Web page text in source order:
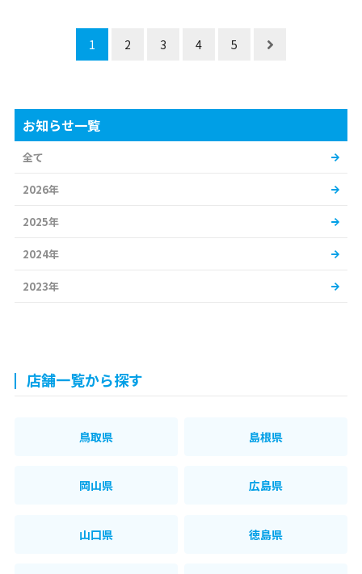
1 2 3 4 5
お知らせ一覧
全て
2026年
2025年
2024年
2023年
店舗一覧から探す
鳥取県 島根県
岡山県 広島県
山口県 徳島県